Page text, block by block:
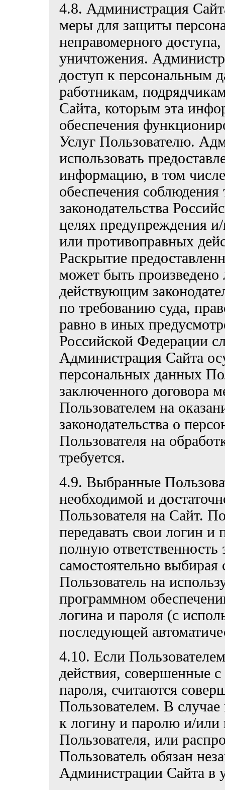
4.8. Администрация
меры для защиты
неправомерного
уничтожения.
доступ к персональным
работникам,
Сайта, которым эта
обеспечения
Услуг Пользователю.
использовать
информацию, в том
обеспечения
законодательства
целях предупреждения
или противоправных
Раскрытие
может быть произведено
действующим
по требованию суда,
равно в иных
Российской Федерации
Администрация Сайта
персональных данных
заключенного договора
Пользователем на
законодательства о
Пользователя на
требуется.
4.9. Выбранные
необходимой и
Пользователя на Сайт.
передавать свои логин и
полную ответственность
самостоятельно
Пользователь на
программном
логина и пароля (с
последующей
4.10. Если
действия, совершенные
пароля, считаются
Пользователем. В
к логину и паролю и/или
Пользователя, или
Пользователь обязан
Администрации Сайта в